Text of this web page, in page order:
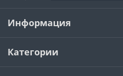
Информация
Категории